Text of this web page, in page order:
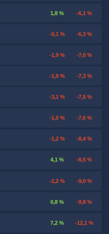
1,8 % -6,1 %
-5,1 % -6,3 %
-1,9 % -7,0 %
-1,9 % -7,3 %
-3,1 % -7,5 %
-1,0 % -7,6 %
-1,2 % -8,4 %
4,1 % -8,5 %
-2,2 % -9,0 %
0,8 % -9,8 %
7,2 % -12,1 %